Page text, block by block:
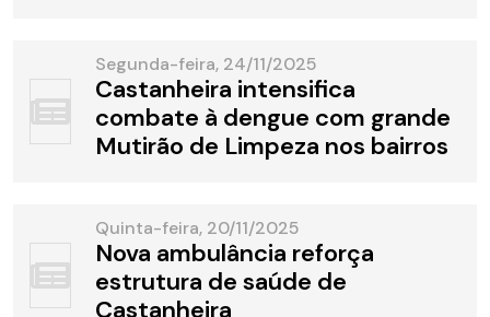
Segunda-feira, 24/11/2025
Castanheira intensifica
combate à dengue com grande
Mutirão de Limpeza nos bairros
Quinta-feira, 20/11/2025
Nova ambulância reforça
estrutura de saúde de
Castanheira